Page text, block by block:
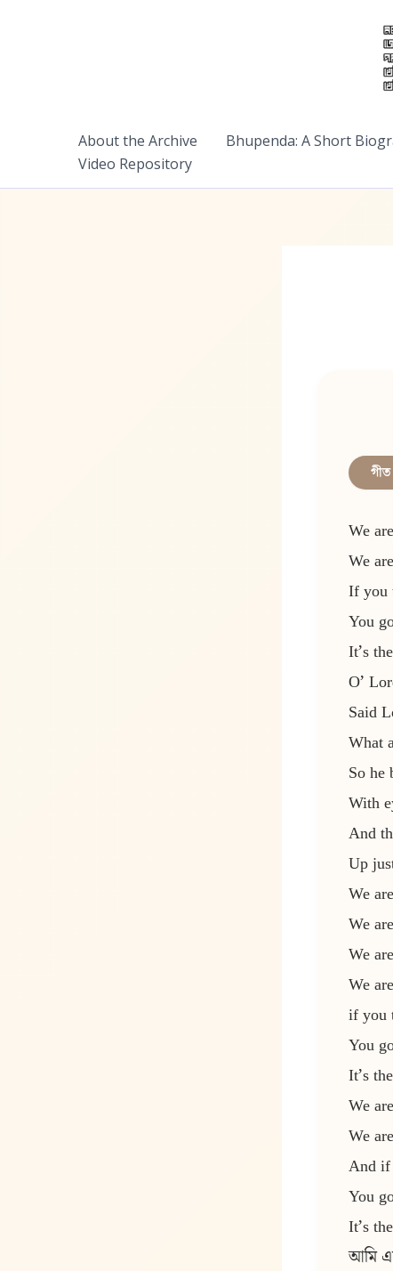
About the Archive Bhupenda: A Short
Video Repository
We
We
If you
You
It’s
O’
Said
What
So
With
And
Up
We
We
We
We
if you
You
It’s
We
We
And if
You
It’s
আমি